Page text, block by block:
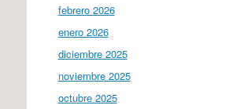
febrero 2026
enero 2026
diciembre 2025
noviembre 2025
octubre 2025